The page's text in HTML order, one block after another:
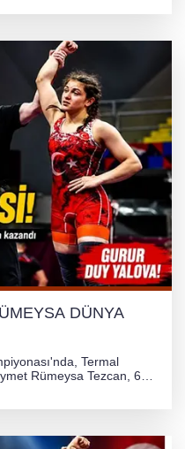
DÜNYA
Termal
Rümeysa Tezcan, 69